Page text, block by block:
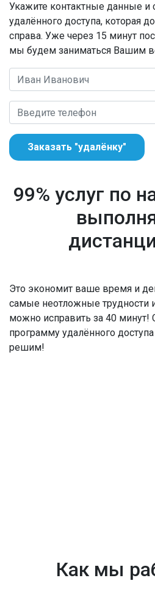
Укажите контактные данные и
удалённого доступа, которая
справа. Уже через 15 минут
мы будем заниматься Вашим
Заказать "удалёнку"
99% услуг по
Это экономит ваше время и
самые неотложные трудности
можно исправить за 40 минут!
программу удалённого
решим!
Как мы